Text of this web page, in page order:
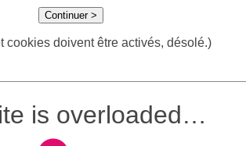
Continuer >
cookies doivent être activés, désolé.)
is overloaded…